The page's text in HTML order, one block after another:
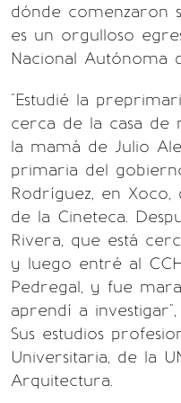
dónde comenzaron
es un orgulloso
Nacional Autónoma
"Estudié la
cerca de la casa de
la mamá de Julio
primaria del
Rodríguez, en
de la Cineteca.
Rivera, que está
y luego entré al
Pedregal, y fue
aprendí a
Sus estudios
Universitaria, de la
Arquitectura.